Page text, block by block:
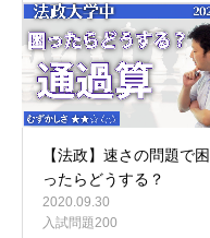
【法政】速さの問題で困
ったらどうする？
2020.09.30
入試問題200